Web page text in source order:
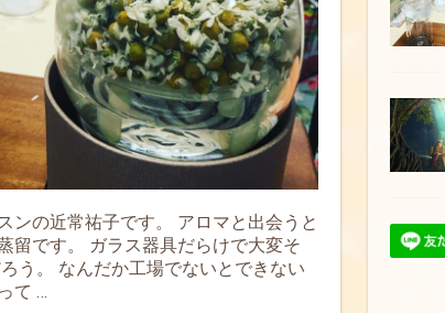
ンの近常祐子です。 アロマと出会うと
留です。 ガラス器具だらけで大変そ
う。 なんだか工場でないとできない
て …